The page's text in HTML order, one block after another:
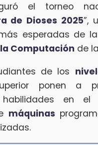
el torneo
de Dioses 2025”,
esperadas de la
Computación de la
de los
ponen a
en el
máquinas